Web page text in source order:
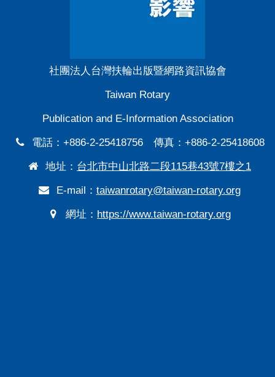
社團法人台灣扶輪出版暨網路資訊協會
Taiwan Rotary
Publication and E-Information Association
電話：+886-2-25418756 傳真：+886-2-25418608
地址： 台北市中山北路二段115巷43號7樓之1
E-mail： taiwanrotary@taiwan-rotary.org
網址： https://www.taiwan-rotary.org